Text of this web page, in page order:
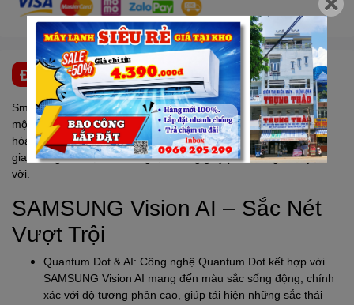
ĐẶC ĐIỂM NỔI BẬT
Smart TiviSAMSUNGQLED 4K 65 Inch QA65Q7FA mang đến
một loạt tính năng công nghệ vượt trội, được thiết kế để tối ưu
hóa trải nghiệm giải trí, tăng cường sự thông minh trong không
gian sống của bạn và mang lại những giây phút thư giãn tuyệt
vời.
SAMSUNG Vision AI – Sắc Nét
Vượt Trội
Quantum Dot & AI: Công nghệ Quantum Dot kết hợp với
SAMSUNG Vision AI mang đến màu sắc sống động, chính
xác với độ tương phản cao, giúp tái hiện những sắc thái